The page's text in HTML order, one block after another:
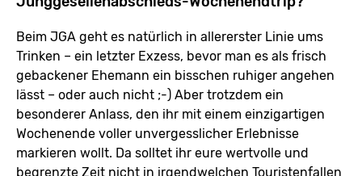
Beim JGA geht es natürlich in allererster Linie ums
Trinken – ein letzter Exzess, bevor man es als frisch
gebackener Ehemann ein bisschen ruhiger angehen
lässt – oder auch nicht ;-) Aber trotzdem ein
besonderer Anlass, den ihr mit einem einzigartigen
Wochenende voller unvergesslicher Erlebnisse
markieren wollt. Da solltet ihr eure wertvolle und
begrenzte Zeit nicht in irgendwelchen Touristenfallen